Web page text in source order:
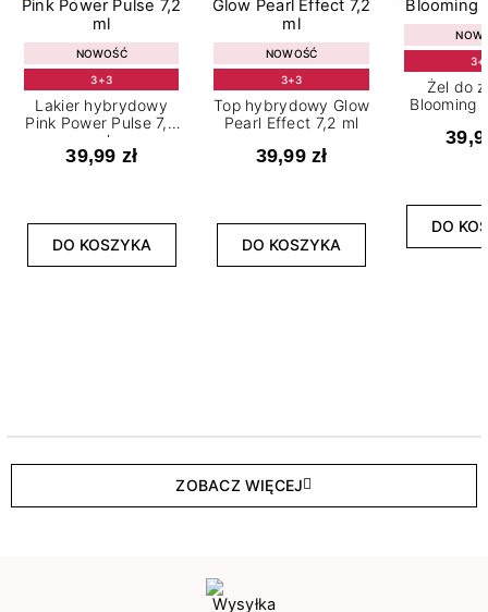
NOWOŚĆ
3+3
Lakier hybrydowy
Pink Power Pulse 7,2
ml
39,99 zł
DO KOSZYKA
NOWOŚĆ
3+3
Top hybrydowy Glow
Pearl Effect 7,2 ml
39,99 zł
DO KOSZYKA
Żel do
Blooming
DO
ZOBACZ WIĘCEJ